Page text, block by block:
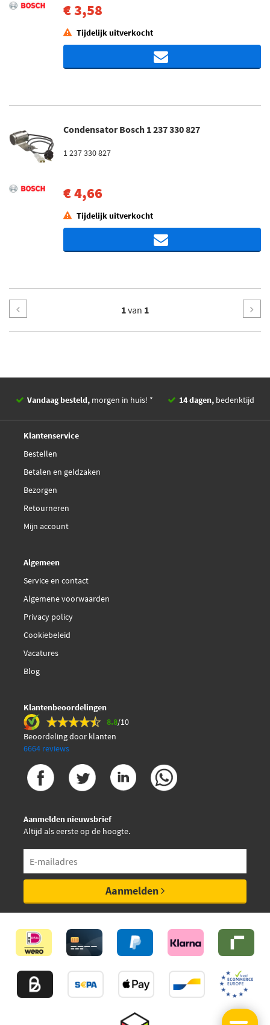
€ 3,58
Tijdelijk uitverkocht
Condensator Bosch 1 237 330 827
1 237 330 827
€ 4,66
Tijdelijk uitverkocht
1van 1
Vandaag besteld, morgen in huis! * 14 dagen, bedenktijd
Klantenservice
Bestellen
Betalen en geldzaken
Bezorgen
Retourneren
Mijn account
Algemeen
Service en contact
Algemene voorwaarden
Privacy policy
Cookiebeleid
Vacatures
Blog
Klantenbeoordelingen
8.8/10
Beoordeling door klanten
6664 reviews
Aanmelden nieuwsbrief
Altijd als eerste op de hoogte.
Aanmelden